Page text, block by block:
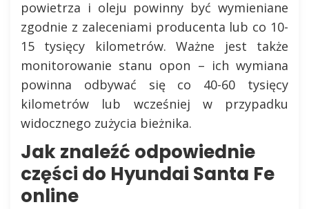
powietrza i oleju powinny być wymieniane
zgodnie z zaleceniami producenta lub co 10-
15 tysięcy kilometrów. Ważne jest także
monitorowanie stanu opon – ich wymiana
powinna odbywać się co 40-60 tysięcy
kilometrów lub wcześniej w przypadku
widocznego zużycia bieżnika.
Jak znaleźć odpowiednie
części do Hyundai Santa Fe
online